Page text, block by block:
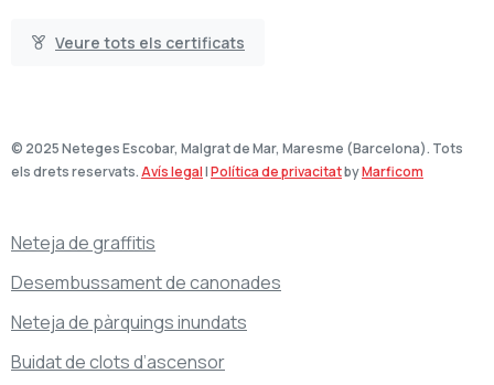
Veure tots els certificats
© 2025 Neteges Escobar, Malgrat de Mar, Maresme (Barcelona). Tots
els drets reservats.Avís legal|Política de privacitatbyMarficom
Neteja de graffitis
Desembussament de canonades
Neteja de pàrquings inundats
Buidat de clots d’ascensor